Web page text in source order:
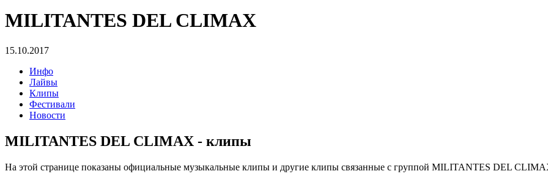
MILITANTES DEL CLIMAX
15.10.2017
Инфо
Лайвы
Клипы
Фестивали
Новости
MILITANTES DEL CLIMAX - клипы
На этой странице показаны официальные музыкальные клипы и другие клипы связанные с группой MILITANTES DEL